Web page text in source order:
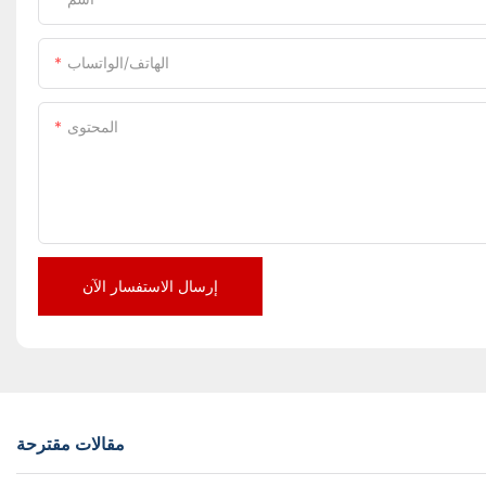
الهاتف/الواتساب
المحتوى
إرسال الاستفسار الآن
مقالات مقترحة